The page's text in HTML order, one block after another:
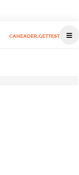
CAHEADER.GETTEST